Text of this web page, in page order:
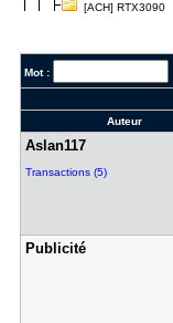
[ACH] RTX3090
Mot :
Auteur
Aslan117
Transactions (5)
Publicité